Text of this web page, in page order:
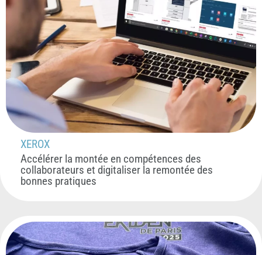
XEROX
Accélérer la montée en compétences des
collaborateurs et digitaliser la remontée des
bonnes pratiques